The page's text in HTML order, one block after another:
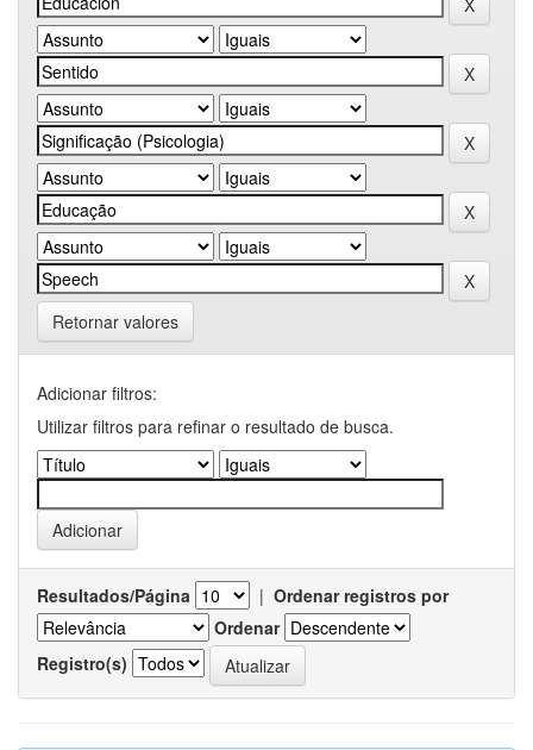
Retornar valores
Adicionar filtros:
Utilizar filtros para refinar o resultado de busca.
Resultados/Página | Ordenar registros por
Ordenar
Registro(s)